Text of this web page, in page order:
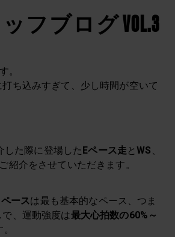
ッフブログ VOL.3
。
ち込みすぎて、少し時間が空いて
した際に登場したEペース走 とWS 、
紹介をさせていただきます。
ースは最も基本的なペース、つま
で、運動強度は最大心拍数の60%～